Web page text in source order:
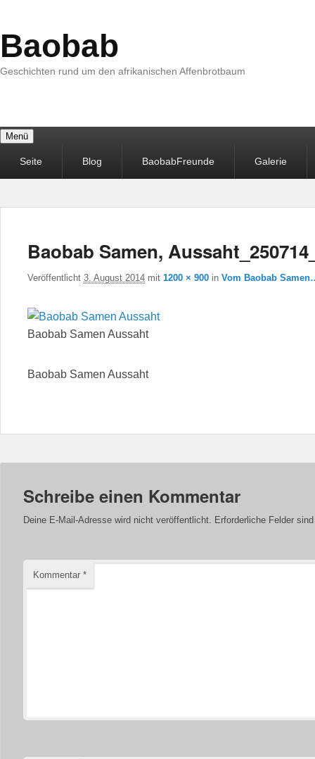
Baobab
Geschichten rund um den afrikanischen Affenbrotbaum
Menü
MenüSeite Blog BaobabFreunde Galerie
Baobab Samen,
Veröffentlicht 3. August 2014 mit 1200 × 900 in Vom Baobab
Baobab Samen Aussaht
Baobab Samen Aussaht
Schreibe einen Kommentar
Deine E-Mail-Adresse wird nicht veröffentlicht. Erforderliche Felder
Kommentar *